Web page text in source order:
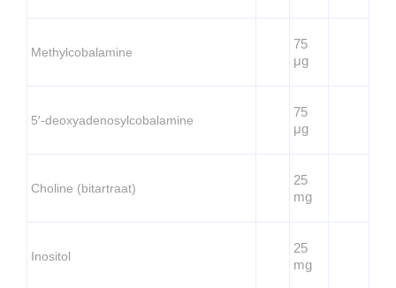
Methylcobalamine
75
μg
5′-deoxyadenosylcobalamine
75
μg
Choline (bitartraat)
25
mg
Inositol
25
mg